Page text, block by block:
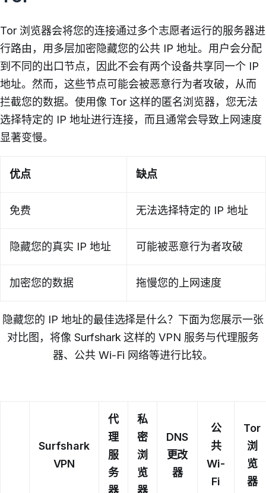
Tor 浏览器会将您的连接通过多个志愿者运行的服务器进
行路由，用多层加密隐藏您的公共 IP 地址。用户会分配
到不同的出口节点，因此不会有两个设备共享同一个 IP
地址。然而，这些节点可能会被恶意行为者攻破，从而
拦截您的数据。使用像 Tor 这样的匿名浏览器，您无法
选择特定的 IP 地址进行连接，而且通常会导致上网速度
显著变慢。
优点 缺点
免费 无法选择特定的 IP 地址
隐藏您的真实 IP 地址 可能被恶意行为者攻破
加密您的数据 拖慢您的上网速度
隐藏您的 IP 地址的最佳选择是什么？下面为您展示一张
对比图，将像 Surfshark 这样的 VPN 服务与代理服务
器、公共 Wi-Fi 网络等进行比较。
Surfshark
VPN
代
理
服
务
器
私
密
浏
览
器
DNS
更改
器
公
共
Wi-
Fi
Tor
浏
览
器